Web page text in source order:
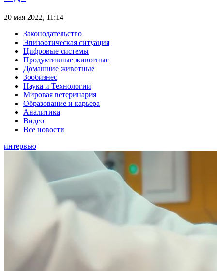
20 мая 2022, 11:14
Законодательство
Эпизоотическая ситуация
Цифровые системы
Продуктивные животные
Домашние животные
Зообизнес
Наука и Технологии
Мировая ветеринария
Образование и карьера
Аналитика
Видео
Все новости
интервью